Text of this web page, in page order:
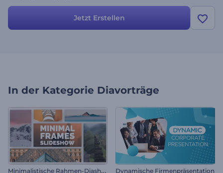
und ansprechenden Charakter. Geeignet für die Darstellung von
Videos vergangener Zeiten, Filmprojekten, Reels, Opener für Filme
und vieles mehr. Laden Sie Ihre Dateien hoch und testen Sie es
Jetzt Erstellen
In der Kategorie Diavorträge
M
inimalistische Rahmen-Diashow Dynamische Firmenpräsentation